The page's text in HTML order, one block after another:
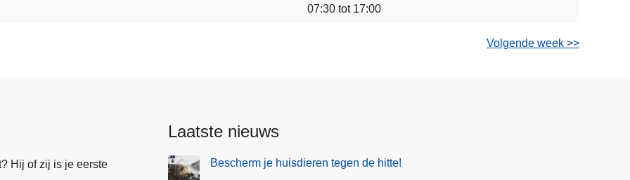
07:30 tot 17:00
Volgende week >>
Hij of zij is je eerste
Laatste nieuws
Bescherm je huisdieren tegen de hitte!